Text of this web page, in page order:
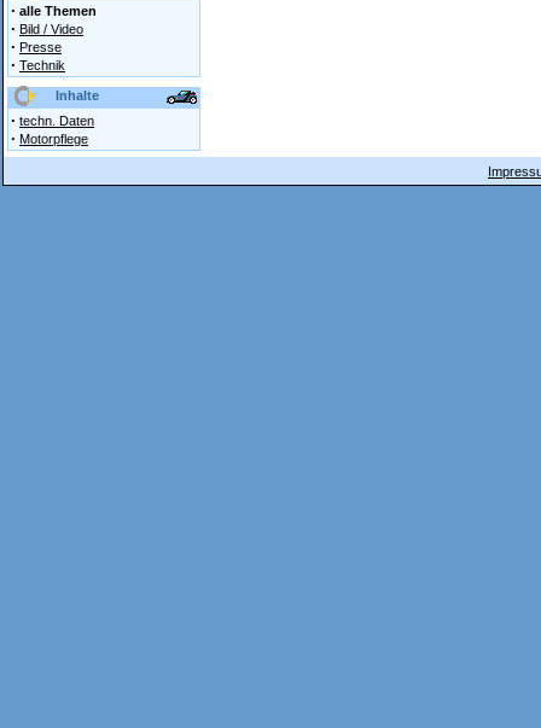
· alle Themen
· Bild / Video
· Presse
· Technik
Inhalte
· techn. Daten
· Motorpflege